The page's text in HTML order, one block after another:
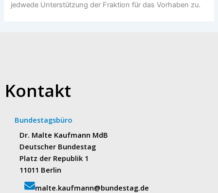
jedwede Unterstützung der Fraktion für das Vorhaben zu.
Kontakt
Bundestagsbüro
Dr. Malte Kaufmann MdB
Deutscher Bundestag
Platz der Republik 1
11011 Berlin
malte.kaufmann@bundestag.de